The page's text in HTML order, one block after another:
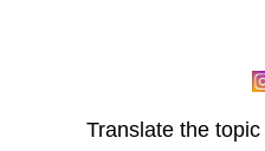
Translate the